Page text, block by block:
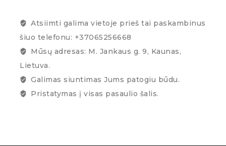
Atsiimti galima vietoje prieš tai paskambinus
šiuo telefonu: +37065256668
Mūsų adresas: M. Jankaus g. 9, Kaunas,
Lietuva.
Galimas siuntimas Jums patogiu būdu.
Pristatymas į visas pasaulio šalis.